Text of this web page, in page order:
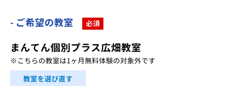
- ご希望の教室 必須
まんてん個別プラス広畑教室
※こちらの教室は1ヶ月無料体験の対象外です
教室を選び直す